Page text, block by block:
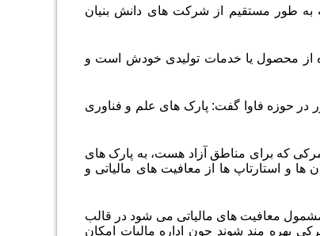
طور مستقیم از شرکت های دانش بنیان
از محصول یا خدمات تولیدی خودش است و
در حوزه فاوا گفت: پارک های علم و فناوری
که برای مناطق آزاد هست، به پارک های
و استارتاپ ها از معافیت های مالیاتی و
معافیت های مالیاتی می شود در قالب
بهره مند شوند چون اداره مالیات امکان